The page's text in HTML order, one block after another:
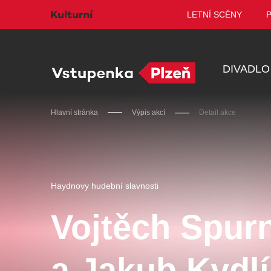
LETNÍ SCÉNY
DIVADLO
Hlavní stránka Výpis akcí Detail akce
Haydnovy hudební slavnosti
Vojtěch
JARO EVENT s.r.o.